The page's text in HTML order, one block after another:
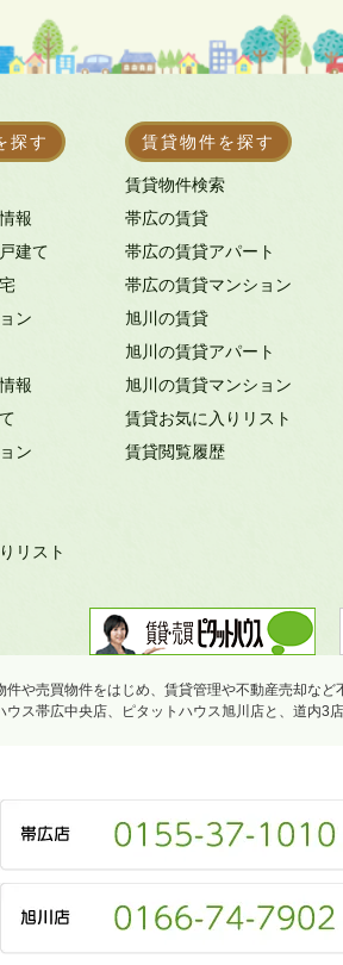
探す
報
建て
ン
報
ン
リスト
賃貸物件を探す
賃貸物件検索
帯広の賃貸
帯広の賃貸アパート
帯広の賃貸マンション
旭川の賃貸
旭川の賃貸アパート
旭川の賃貸マンション
賃貸お気に入りリスト
賃貸閲覧履歴
や売買物件をはじめ、賃貸管理や不動産売却な
ス帯広中央店、ピタットハウス旭川店と、道内3